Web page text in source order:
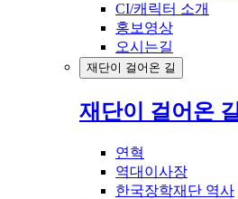
CI/캐릭터 소개
홍보영상
오시는길
재단이 걸어온 길
재단이 걸어온 길
연혁
역대이사장
한국장학재단 역사